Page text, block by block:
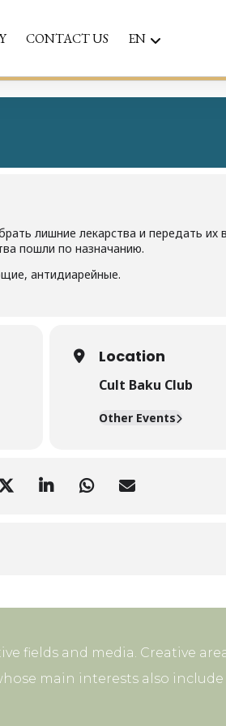
CONTACT US EN
лишние лекарства и передать их
пошли по назначанию.
антидиарейные.
Location
Cult Baku Club
Other Events
and media. Creative
main interests also